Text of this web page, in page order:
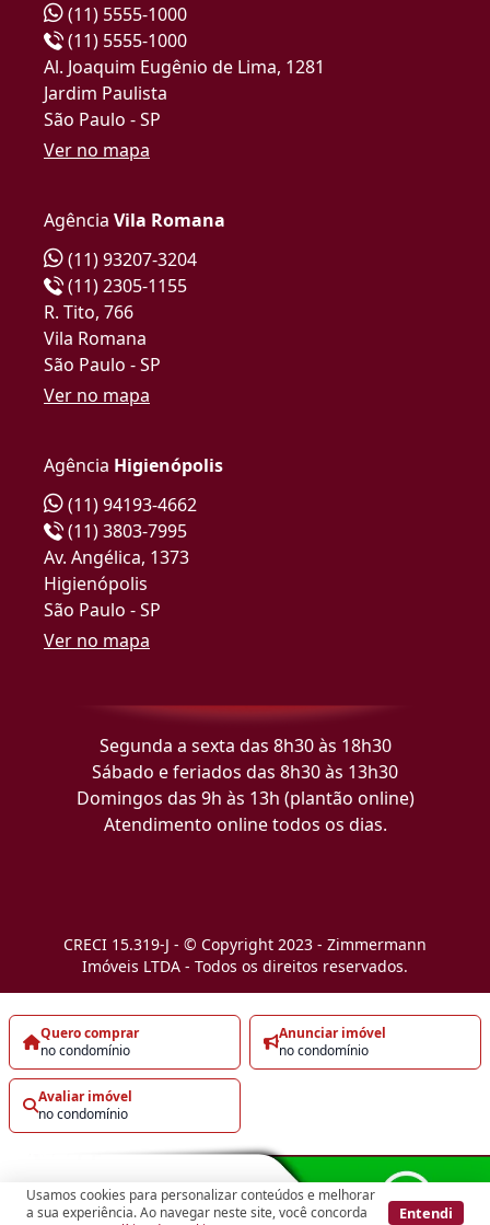
Usamos cookies para personalizar conteúdos e melhorar
a sua experiência. Ao navegar neste site, você concorda
Entendi
Quero comprar
no condomínio
Anunciar imóvel
no condomínio
Avaliar imóvel
no condomínio
(11) 5555-1000
(11) 5555-1000
Al. Joaquim Eugênio de Lima, 1281
Jardim Paulista
São Paulo - SP
Ver no mapa
Agência Vila Romana
(11) 93207-3204
(11) 2305-1155
R. Tito, 766
Vila Romana
São Paulo - SP
Ver no mapa
Agência Higienópolis
(11) 94193-4662
(11) 3803-7995
Av. Angélica, 1373
Higienópolis
São Paulo - SP
Ver no mapa
Segunda a sexta das 8h30 às 18h30
Sábado e feriados das 8h30 às 13h30
Domingos das 9h às 13h (plantão online)
Atendimento online todos os dias.
CRECI 15.319-J - © Copyright 2023 - Zimmermann
Imóveis LTDA - Todos os direitos reservados.